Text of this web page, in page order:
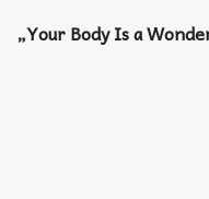
„Your Body Is a